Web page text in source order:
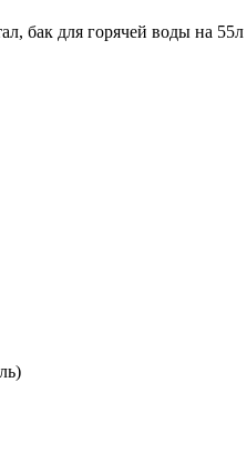
бак для горячей воды на